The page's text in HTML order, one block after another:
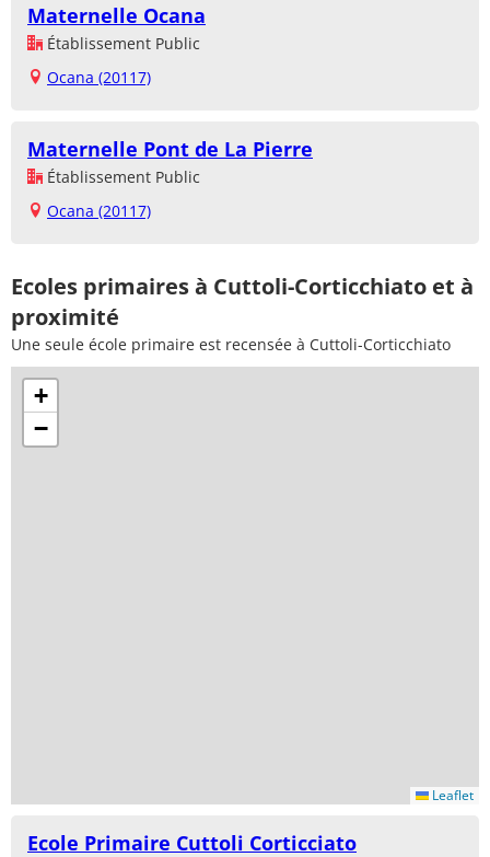
Maternelle Ocana
Établissement Public
Ocana (20117)
Maternelle Pont de La Pierre
Établissement Public
Ocana (20117)
Ecoles primaires à Cuttoli-Corticchiato et à
proximité
Une seule école primaire est recensée à Cuttoli-Corticchiato
+
−
Leaflet
Ecole Primaire Cuttoli Corticciato